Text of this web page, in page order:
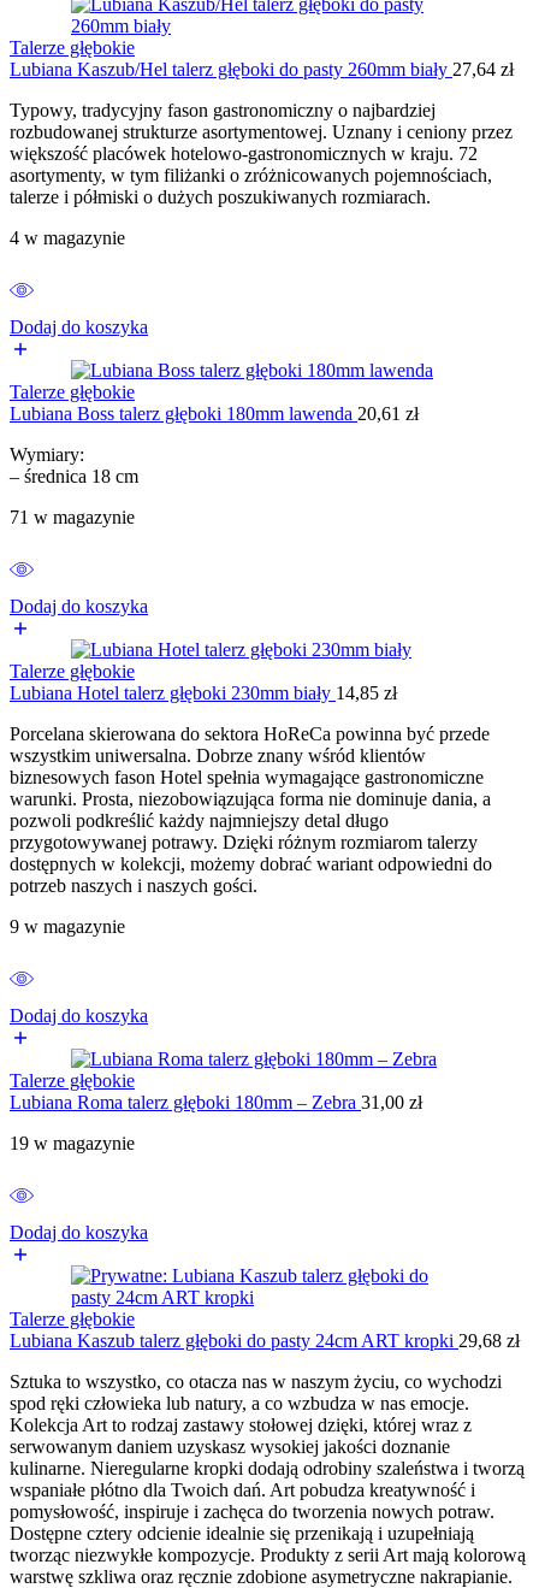
Talerze głębokie
Lubiana Kaszub/Hel talerz głęboki do pasty 260mm biały 27,64 zł
Typowy, tradycyjny fason gastronomiczny o najbardziej
rozbudowanej strukturze asortymentowej. Uznany i ceniony przez
większość placówek hotelowo-gastronomicznych w kraju. 72
asortymenty, w tym filiżanki o zróżnicowanych pojemnościach,
talerze i półmiski o dużych poszukiwanych rozmiarach.
4 w magazynie
Dodaj do koszyka
Talerze głębokie
Lubiana Boss talerz głęboki 180mm lawenda 20,61 zł
Wymiary:
– średnica 18 cm
71 w magazynie
Dodaj do koszyka
Talerze głębokie
Lubiana Hotel talerz głęboki 230mm biały 14,85 zł
Porcelana skierowana do sektora HoReCa powinna być przede
wszystkim uniwersalna. Dobrze znany wśród klientów
biznesowych fason Hotel spełnia wymagające gastronomiczne
warunki. Prosta, niezobowiązująca forma nie dominuje dania, a
pozwoli podkreślić każdy najmniejszy detal długo
przygotowywanej potrawy. Dzięki różnym rozmiarom talerzy
dostępnych w kolekcji, możemy dobrać wariant odpowiedni do
potrzeb naszych i naszych gości.
9 w magazynie
Dodaj do koszyka
Talerze głębokie
Lubiana Roma talerz głęboki 180mm – Zebra 31,00 zł
19 w magazynie
Dodaj do koszyka
Talerze głębokie
Lubiana Kaszub talerz głęboki do pasty 24cm ART kropki 29,68 zł
Sztuka to wszystko, co otacza nas w naszym życiu, co wychodzi
spod ręki człowieka lub natury, a co wzbudza w nas emocje.
Kolekcja Art to rodzaj zastawy stołowej dzięki, której wraz z
serwowanym daniem uzyskasz wysokiej jakości doznanie
kulinarne. Nieregularne kropki dodają odrobiny szaleństwa i tworzą
wspaniałe płótno dla Twoich dań. Art pobudza kreatywność i
pomysłowość, inspiruje i zachęca do tworzenia nowych potraw.
Dostępne cztery odcienie idealnie się przenikają i uzupełniają
tworząc niezwykłe kompozycje. Produkty z serii Art mają kolorową
warstwę szkliwa oraz ręcznie zdobione asymetryczne nakrapianie.